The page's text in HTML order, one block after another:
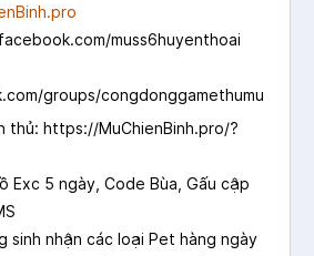
muss6huyenthoai
groups/congdonggamethumu
thủ: https://MuChienBinh.pro/?
5 ngày, Code Bùa, Gấu cập
nhận các loại Pet hàng ngày